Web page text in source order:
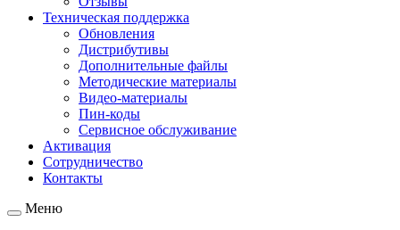
Техническая поддержка
Обновления
Дистрибутивы
Дополнительные файлы
Методические материалы
Видео-материалы
Пин-коды
Сервисное обслуживание
Активация
Сотрудничество
Контакты
Меню